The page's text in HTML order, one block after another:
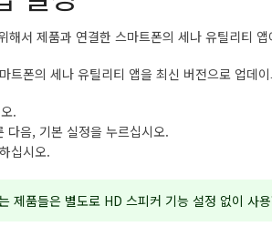
해서 제품과 연결한 스마트폰의 세나 유틸리티
트폰의 세나 유틸리티 앱을 최신 버전으로 업데
.
다음, 기본 실정을 누르십시오.
십시오.
제품들은 별도로 HD 스피커 기능 설정 없이 사